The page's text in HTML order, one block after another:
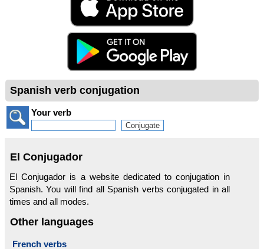
Spanish verb conjugation
Your verb
El Conjugador
El Conjugador is a website dedicated to conjugation in
Spanish. You will find all Spanish verbs conjugated in all
times and all modes.
Other languages
French verbs